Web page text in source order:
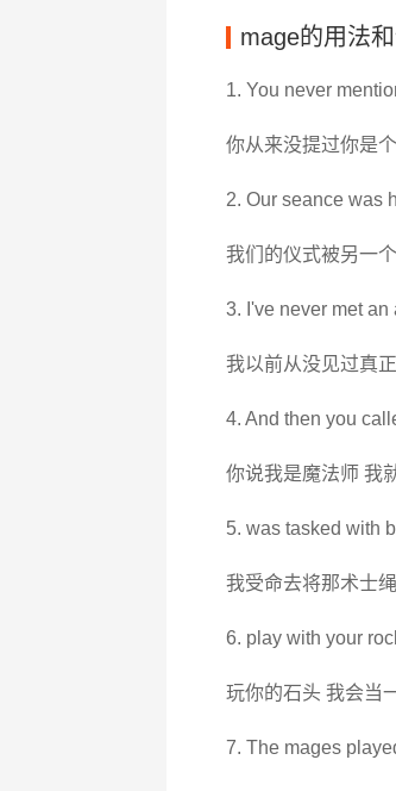
mage的用法和
1. You never
你从来没提过你是
2. Our seance was
我们的仪式被另一
3. I've never met an
我以前从没见过真
4. And then you
你说我是魔法师 我
5. was tasked with
我受命去将那术士
6. play with your
玩你的石头 我会当
7. The mages